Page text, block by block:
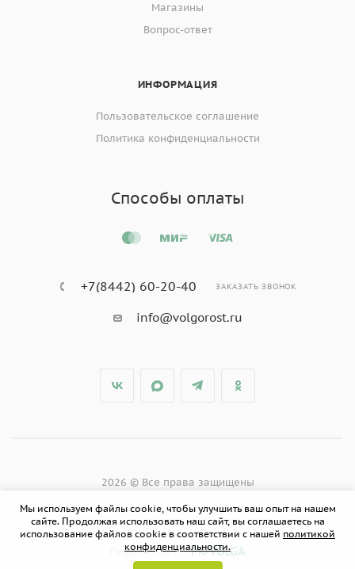
Магазины
Вопрос-ответ
ИНФОРМАЦИЯ
Пользовательское соглашение
Политика конфиденциальности
Способы оплаты
+7(8442) 60-20-40 ЗАКАЗАТЬ ЗВОНОК
info@volgorost.ru
2026 © Все права защищены
Разработано в PR-VOLGA
Мы используем файлы cookie, чтобы улучшить ваш опыт на нашем
сайте. Продолжая использовать наш сайт, вы соглашаетесь на
использование файлов cookie в соответствии с нашей политикой
конфиденциальности.